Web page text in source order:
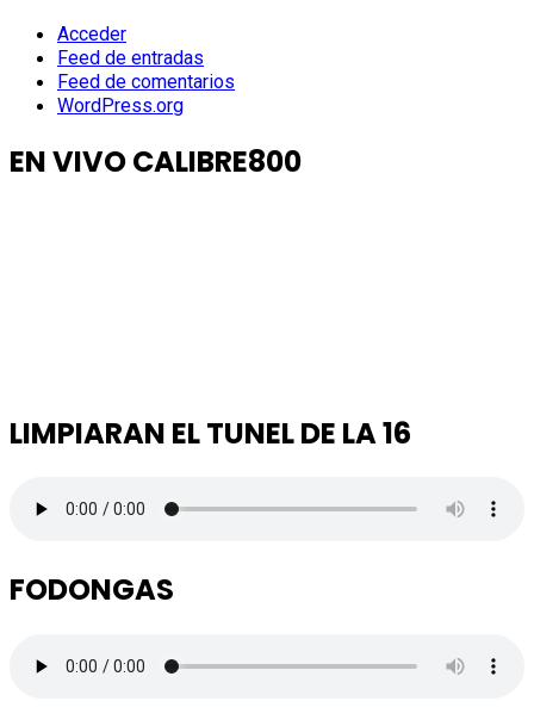
Acceder
Feed de entradas
Feed de comentarios
WordPress.org
EN VIVO CALIBRE800
LIMPIARAN EL TUNEL DE LA 16
FODONGAS